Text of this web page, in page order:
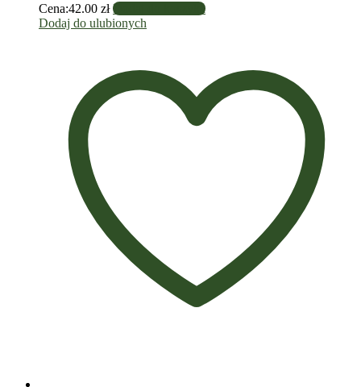
Cena:42.00 zł Dodaj do koszyka
Dodaj do ulubionych